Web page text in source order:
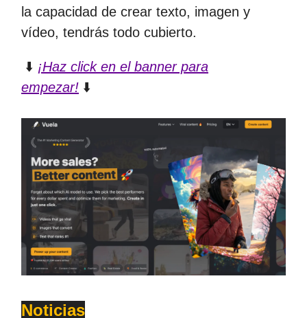
la capacidad de crear texto, imagen y
vídeo, tendrás todo cubierto.
⬇️ ¡Haz click en el banner para
empezar! ⬇️
Noticias